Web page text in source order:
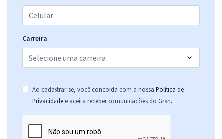
Controle Externo - Área de Gestão - Serviços Técnico-
ou 12x deR$26,66
Economize R$ 79,98 (-20%)
Carreira
Ao cadastrar-se, você concorda com a nossa Política de
Privacidade e aceita receber comunicações do Gran.